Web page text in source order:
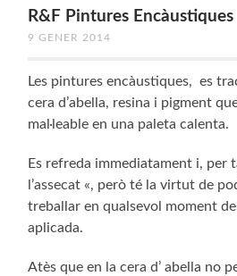
R&F Pintures Encàustiques
9 GENER 2014
Les pintures encàustiques, es
cera d’abella, resina i pigment
mal·leable en una paleta calenta.
Es refreda immediatament i, per
l’assecat «, però té la virtut de
treballar en qualsevol moment
aplicada.
Atès que en la cera d’ abella no